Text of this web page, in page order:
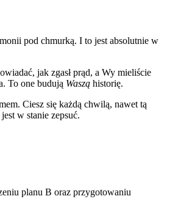
pod chmurką. I to jest absolutnie w
jak zgasł prąd, a Wy mieliście
To one budują Waszą historię.
Ciesz się każdą chwilą, nawet tą
w stanie zepsuć.
planu B oraz przygotowaniu